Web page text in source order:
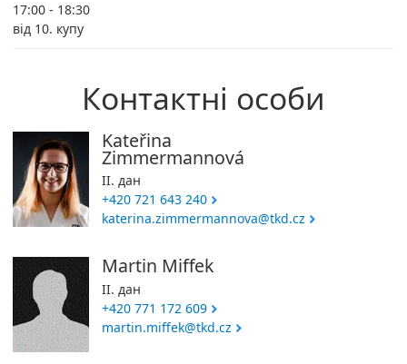
17:00 - 18:30
від 10. купу
Контактні особи
Kateřina
Zimmermannová
II. дан
+420 721 643 240
katerina.zimmermannova@tkd.cz
Martin Miffek
II. дан
+420 771 172 609
martin.miffek@tkd.cz